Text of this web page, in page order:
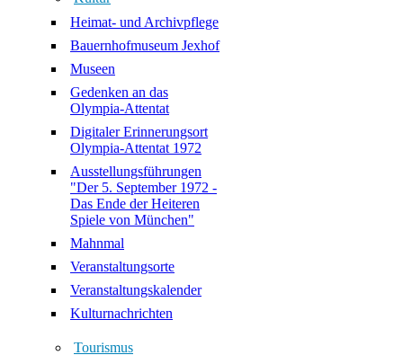
Heimat- und Archivpflege
Bauernhofmuseum Jexhof
Museen
Gedenken an das
Olympia-Attentat
Digitaler Erinnerungsort
Olympia-Attentat 1972
Ausstellungsführungen
"Der 5. September 1972 -
Das Ende der Heiteren
Spiele von München"
Mahnmal
Veranstaltungsorte
Veranstaltungskalender
Kulturnachrichten
Tourismus